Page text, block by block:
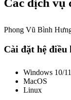
Các dịch vụ
Phong Vũ Bình
Cài đặt hệ điều
Windows 10/11
MacOS
Linux